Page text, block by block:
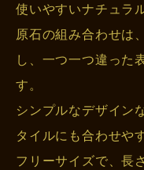
使いやすいナチュラ
原石の組み合わせは
し、一つ一つ違った
す。
シンプルなデザイン
タイルにも合わせや
フリーサイズで、長